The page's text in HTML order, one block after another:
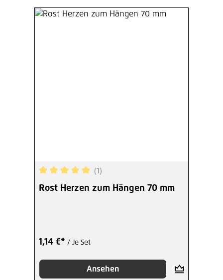
Durchschnittliche Bewertung von 5 von 5
(1)
Rost Herzen zum Hängen 70 mm
1,14 €* / Je Set
Ansehen